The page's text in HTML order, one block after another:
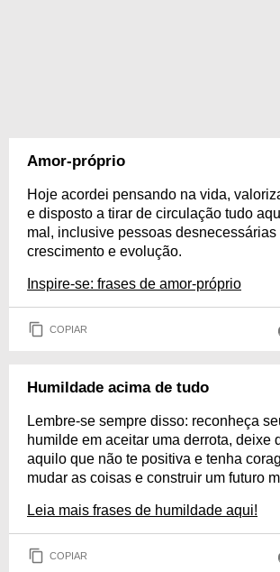
Amor-próprio
Hoje acordei pensando na vida,
e disposto a tirar de circulação tudo
mal, inclusive pessoas desnecessárias
crescimento e evolução.
Inspire-se: frases de amor-próprio
COPIAR
Humildade acima de tudo
Lembre-se sempre disso: reconheça
humilde em aceitar uma derrota, deixe
aquilo que não te positiva e tenha
mudar as coisas e construir um futuro
Leia mais frases de humildade aqui!
COPIAR